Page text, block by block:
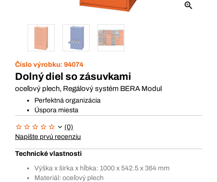
Číslo výrobku: 94074
Dolný diel so zásuvkami
oceľový plech, Regálový systém BERA Modul
Perfektná organizácia
Úspora miesta
(0)
Napíšte prvú recenziu
Technické vlastnosti
Výška x šírka x hĺbka: 1000 x 542.5 x 364 mm
Materiál: oceľový plech